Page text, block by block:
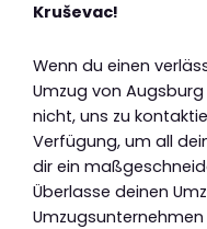
Kruševac!
Wenn du einen
Umzug von
nicht, uns zu
Verfügung, um all
dir ein
Überlasse deinen